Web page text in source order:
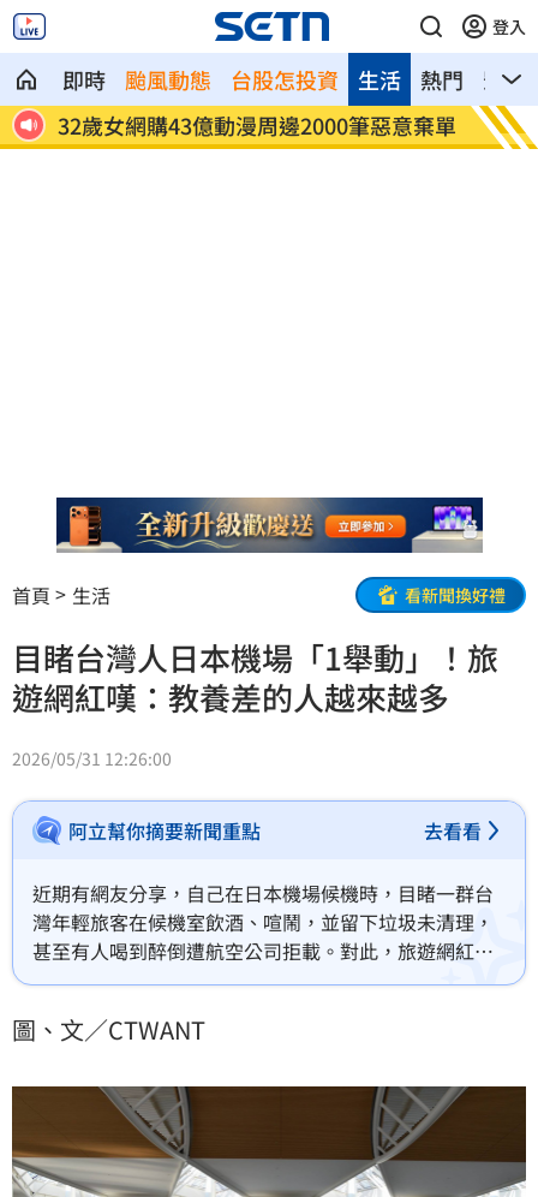
登入
即時 颱風動態 台股怎投資 熱門 影音
生活
係
32歲女網購43億動漫周邊2000筆惡意棄單
藍網
人
首頁 生活 看新聞換好禮
目睹台灣人日本機場「1舉動」！旅
遊網紅嘆：教養差的人越來越多
2026/05/31 12:26:00
阿立幫你摘要新聞重點 去看看
近期有網友分享，自己在日本機場候機時，目睹一群台
灣年輕旅客在候機室飲酒、喧鬧，並留下垃圾未清理，
甚至有人喝到醉倒遭航空公司拒載。對此，旅遊網紅
「旅人老K」直言，最近這種教養差的人越來越多，「在
提醒大家要多保重。
圖、文／CTWANT